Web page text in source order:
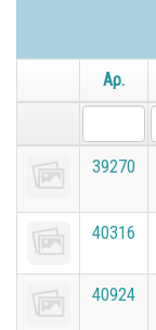
Αρ.
39270
40316
40924